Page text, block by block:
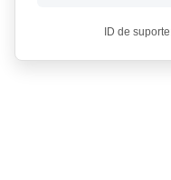
ID de